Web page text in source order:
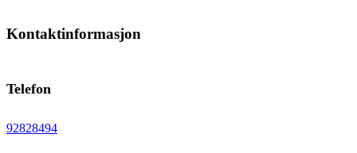
Kontaktinformasjon
Telefon
92828494